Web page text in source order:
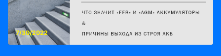
7/30/2022